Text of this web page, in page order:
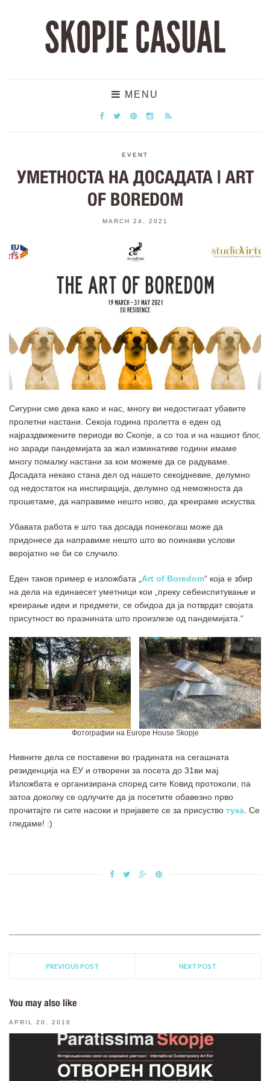
SKOPJE CASUAL
MENU
EVENT
УМЕТНОСТА НА ДОСАДАТА | ART
OF BOREDOM
MARCH 24, 2021
Сигурни сме дека како и нас, многу ви недостигаат убавите
пролетни настани. Секоја година пролетта е еден од
најраздвижените периоди во Скопје, а со тоа и на нашиот блог,
но заради пандемијата за жал изминативе години имаме
многу помалку настани за кои можеме да се радуваме.
Досадата некако стана дел од нашето секојдневие, делумно
од недостаток на инспирација, делумно од неможноста да
прошетаме, да направиме нешто ново, да креираме искуства.
Убавата работа е што таа досада понекогаш може да
придонесе да направиме нешто што во поинакви услови
веројатно не би се случило.
Еден таков пример е изложбата „Art of Boredom“ која е збир
на дела на единаесет уметници кои „преку себеиспитување и
креирање идеи и предмети, се обидоа да ја потврдат својата
присутност во празнината што произлезе од пандемијата.“
Фотографии на Europe House Skopje
Нивните дела се поставени во градината на сегашната
резиденција на ЕУ и отворени за посета до 31ви мај.
Изложбата е организирана според сите Ковид протоколи, па
затоа доколку се одлучите да ја посетите обавезно прво
прочитајте ги сите насоки и пријавете се за присуство тука . Се
гледаме! :)
PREVIOUS POST NEXT POST
You may also like
APRIL 20, 2016